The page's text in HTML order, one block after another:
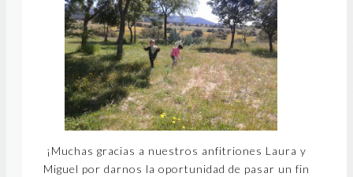
¡Muchas gracias a nuestros anfitriones Laura y
Miguel por darnos la oportunidad de pasar un fin